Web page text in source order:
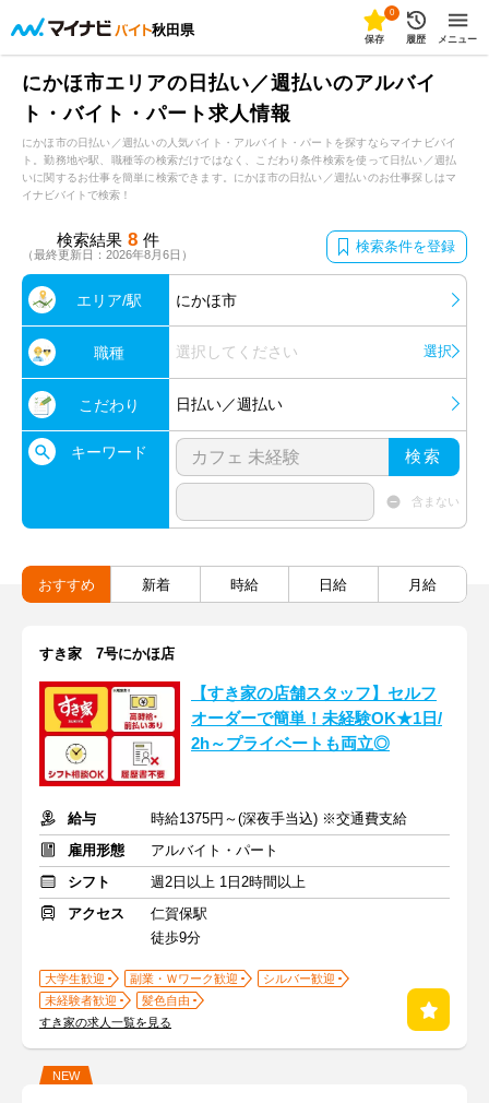
秋田県
0
保存 履歴 メニュー
にかほ市エリアの日払い／週払いのアルバイ
ト・バイト・パート求人情報
にかほ市の日払い／週払いの人気バイト・アルバイト・パートを探すならマイナビバイ
ト。勤務地や駅、職種等の検索だけではなく、こだわり条件検索を使って日払い／週払
いに関するお仕事を簡単に検索できます。にかほ市の日払い／週払いのお仕事探しはマ
イナビバイトで検索！
検索結果 8 件
（最終更新日：2026年8月6日） 検索条件を登録
エリア/駅 にかほ市
職種 選択してください 選択
こだわり 日払い／週払い
キーワード 検索
含まない
おすすめ 新着 時給 日給 月給
すき家 7号にかほ店
【すき家の店舗スタッフ】セルフ
オーダーで簡単！未経験OK★1日/
2h～プライベートも両立◎
給与
時給1375円～(深夜手当込) ※交通費支給
雇用形態
アルバイト・パート
シフト
週2日以上 1日2時間以上
アクセス
仁賀保駅
徒歩9分
大学生歓迎 副業・Ｗワーク歓迎
シルバー歓迎
未経験者歓迎
髪色自由
すき家の求人一覧を見る
NEW